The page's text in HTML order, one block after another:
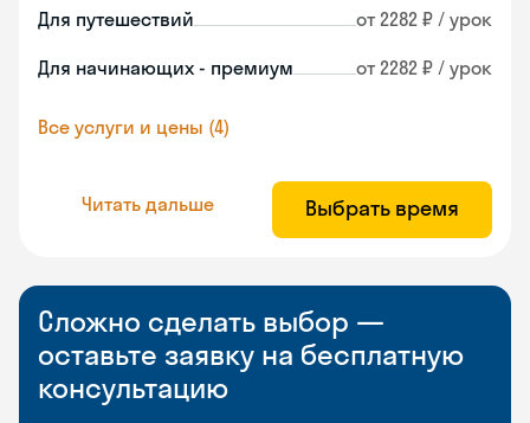
Для путешествий от 2282 ₽ / урок
Для начинающих - премиум от 2282 ₽ / урок
Все услуги и цены (4)
Читать дальше Выбрать время
Сложно сделать выбор —
оставьте заявку на бесплатную
консультацию